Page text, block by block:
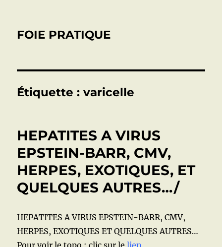
FOIE PRATIQUE
Étiquette :varicelle
HEPATITES A VIRUS
EPSTEIN-BARR, CMV,
HERPES, EXOTIQUES, ET
QUELQUES AUTRES…/
HEPATITES A VIRUS EPSTEIN-BARR, CMV,
HERPES, EXOTIQUES ET QUELQUES AUTRES…
Pour voir le topo : clic sur lelien